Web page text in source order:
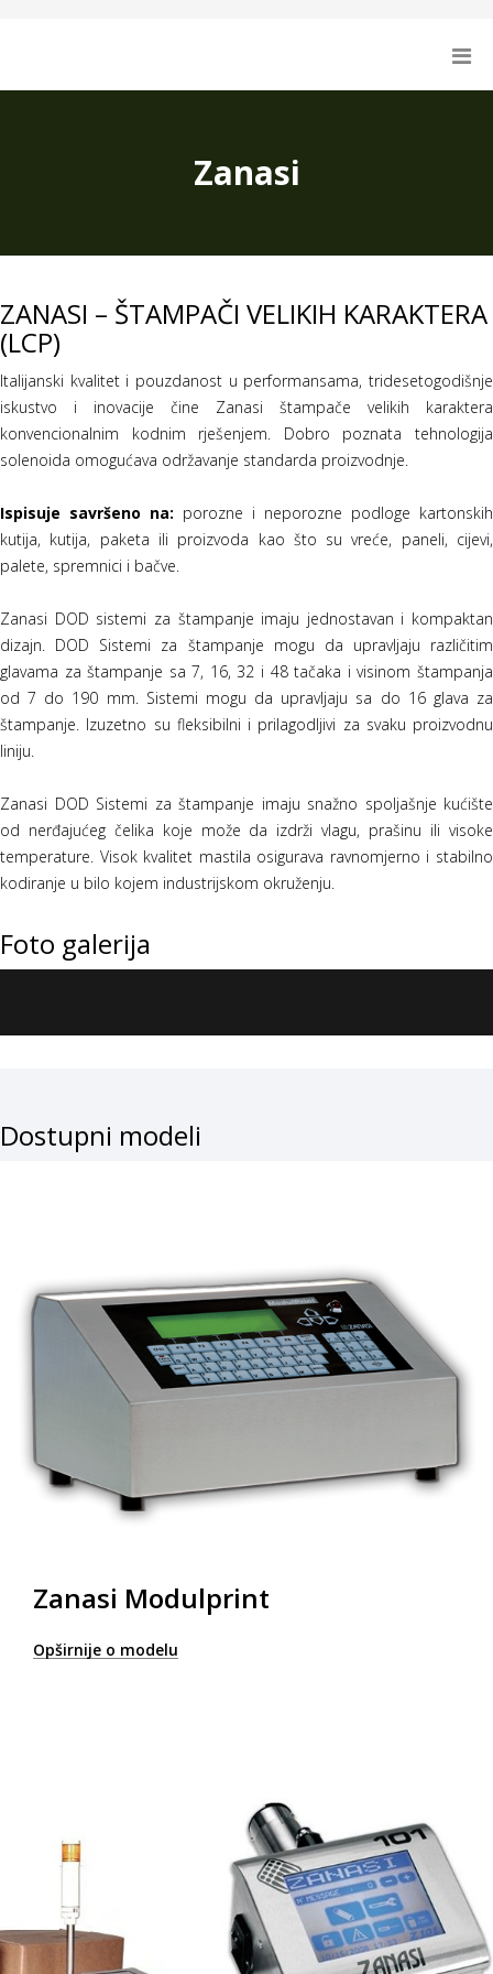
Zanasi
ZANASI – ŠTAMPAČI VELIKIH KARAKTERA
(LCP)
Italijanski kvalitet i pouzdanost u performansama, tridesetogodišnje
iskustvo i inovacije čine Zanasi štampače velikih karaktera
konvencionalnim kodnim rješenjem. Dobro poznata tehnologija
solenoida omogućava održavanje standarda proizvodnje.
Ispisuje savršeno na: porozne i neporozne podloge kartonskih
kutija, kutija, paketa ili proizvoda kao što su vreće, paneli, cijevi,
palete, spremnici i bačve.
Zanasi DOD sistemi za štampanje imaju jednostavan i kompaktan
dizajn. DOD Sistemi za štampanje mogu da upravljaju različitim
glavama za štampanje sa 7, 16, 32 i 48 tačaka i visinom štampanja
od 7 do 190 mm. Sistemi mogu da upravljaju sa do 16 glava za
štampanje. Izuzetno su fleksibilni i prilagodljivi za svaku proizvodnu
liniju.
Zanasi DOD Sistemi za štampanje imaju snažno spoljašnje kućište
od nerđajućeg čelika koje može da izdrži vlagu, prašinu ili visoke
temperature. Visok kvalitet mastila osigurava ravnomjerno i stabilno
kodiranje u bilo kojem industrijskom okruženju.
Foto galerija
Dostupni modeli
Zanasi Modulprint
Opširnije o modelu